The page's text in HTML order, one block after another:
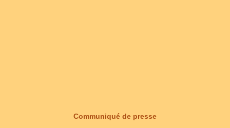
Communiqué de presse